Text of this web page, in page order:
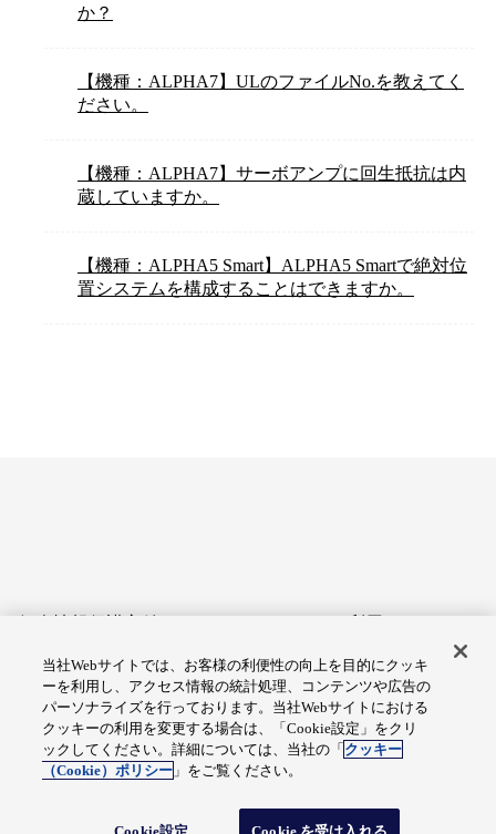
か？
【機種：ALPHA7】ULのファイルNo.を教えてく
ださい。
【機種：ALPHA7】サーボアンプに回生抵抗は内
蔵していますか。
【機種：ALPHA5 Smart】ALPHA5 Smartで絶対位
置システムを構成することはできますか。
アクセシビリティへの対応
Cookie設定
総合サイトマップ
© Fuji Electric Co., Ltd.
当社Webサイトでは、お客様の利便性の向上を目的にクッキ
ーを利用し、アクセス情報の統計処理、コンテンツや広告の
パーソナライズを行っております。当社Webサイトにおける
クッキーの利用を変更する場合は、「Cookie設定」をクリ
ックしてください。詳細については、当社の「 クッキー
（Cookie）ポリシー 」をご覧ください。